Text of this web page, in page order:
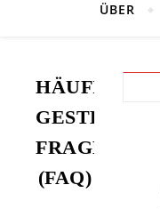
ÜBER
HÄUFIG
GESTELLTE
FRAGEN
(FAQ)